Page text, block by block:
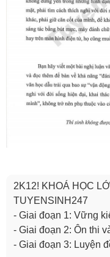
2K12! KHOÁ HỌC
TUYENSINH247
- Giai đoạn 1: Vững
- Giai đoạn 2: Ôn thi
- Giai đoạn 3: Luyện